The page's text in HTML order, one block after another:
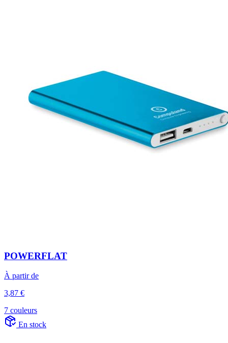
POWERFLAT
À partir de
3,87 €
7 couleurs
En stock